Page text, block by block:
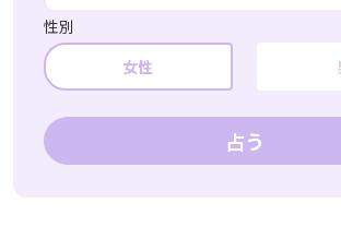
性別
女性